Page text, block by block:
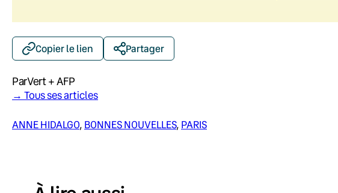
Copier le lien Partager
ParVert + AFP
→ Tous ses articles
ANNE HIDALGO, BONNES NOUVELLES, PARIS